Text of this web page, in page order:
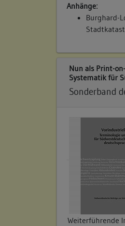
Anhänge:
Burghard-
Nun als Print-
Systematik für
Sonderband
Weiterführende